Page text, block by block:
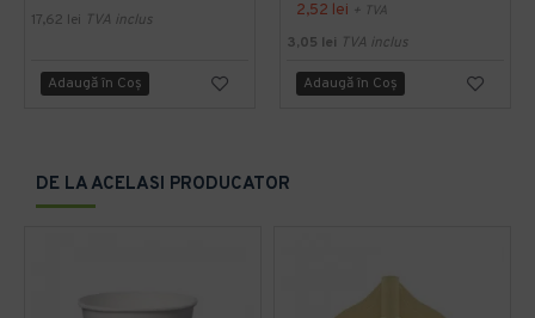
17,62 lei TVA inclus
Adaugă în Coş
2,52 lei + TVA
3,05 lei TVA inclus
Adaugă în Coş
DE LA ACELASI PRODUCATOR